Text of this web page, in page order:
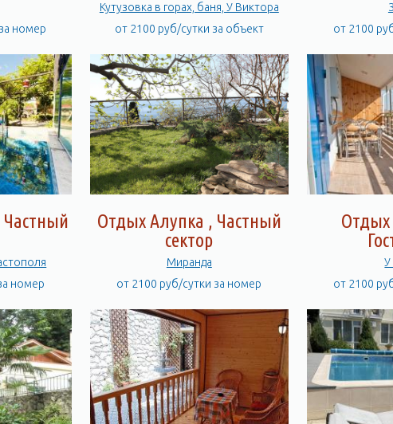
номер
Кутузовка в горах, баня, У Виктора
от 2100 руб/сутки за объект
от 2100
номер
Отдых Алупка , Частный
сектор
Миранда
от 2100 руб/сутки за номер
Отдых
У
от 2100